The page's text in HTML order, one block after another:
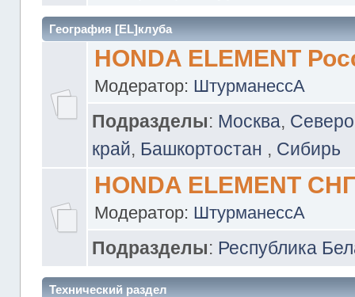
География [EL]клуба
HONDA ELEMENT
Модератор: ШтурманессА
Подразделы: Москва,
край, Башкортостан , Сибирь
HONDA ELEMENT
Модератор: ШтурманессА
Подразделы: Республика
Технический раздел